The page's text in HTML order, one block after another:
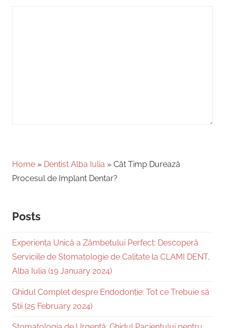
Home » Dentist Alba Iulia » Cât Timp Durează
Procesul de Implant Dentar?
Posts
Experiența Unică a Zâmbetului Perfect: Descoperă
Serviciile de Stomatologie de Calitate la CLAMI DENT,
Alba Iulia (19 January 2024)
Ghidul Complet despre Endodonție: Tot ce Trebuie să
Știi (25 February 2024)